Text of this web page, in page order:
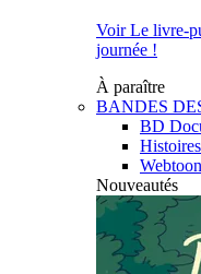
Voir Le livre-
journée !
À paraître
BANDES
BD
Webtoon
Nouveautés